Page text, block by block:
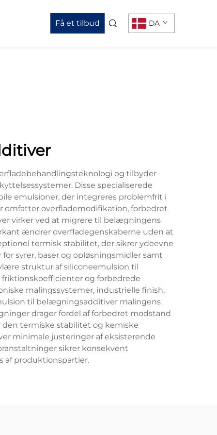
Få et tilbud DA
og tilbyder
Disse specialiserede
emulsioner, der integreres problemfrit i
overflademodifikation, forbedret
virker ved at migrere til belægningens
ændrer overfladegenskaberne uden at
termisk stabilitet, der sikrer ydeevne
syrer, baser og opløsningsmidler samt
struktur af siliconeemulsion til
og forbedrede
malingssystemer, industrielle finish,
til belægningsadditiver malingens
drager fordel af forbedret modstand
termiske stabilitet og kemiske
minimale justeringer af eksisterende
sikrer konsekvent
af produktionspartier.